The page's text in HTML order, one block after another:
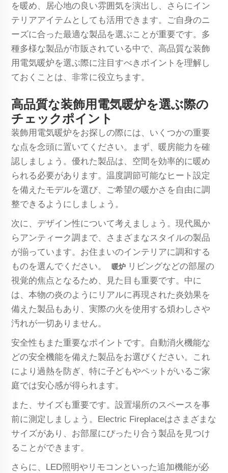
を暖め、居心地の良い雰囲気を演出し、さらにイン
テリアアイテムとしても活用できます。ご自身のニ
ーズに合った最適な製品を選ぶことが重要です。多
種多様な製品が市販されている中で、高品質な装飾
用電気暖炉を選ぶ際に注目すべきポイントを理解し
ておくことは、非常に役立ちます。
高品質な装飾用電気暖炉を選ぶ際の
チェックポイント
装飾用電気暖炉をお探しの際には、いくつかの重要
な点を念頭に置いてください。まず、暖房能力を確
認しましょう。優れた製品は、空間を効率的に暖め
られる必要があります。温度調節可能なヒート設定
を備えたモデルを選び、ご希望の暖かさを自由に調
整できるようにしましょう。
次に、デザイン性について考えましょう。現代風か
らアンティーク調まで、さまざまなスタイルの製品
が揃っています。お住まいのインテリアに調和する
ものを選んでください。
暖炉 リビングなどの部屋の
視覚的焦点となるため、見た目も重要です。中に
は、本物の炎のようにリアルに再現された炎効果を
備えた製品もあり、実際の火を使用する煩わしさや
汚れが一切ありません。
安全性もまた重要なポイントです。自動消火機能な
どの安全機能を備えた製品をお選びください。これ
により過熱を防ぎ、特に子どもやペットがいるご家
庭では安心感が得られます。
また、サイズも重要です。設置場所のスペースを事
前に測定しましょう。Electric Fireplaceはさまざまな
サイズがあり、お部屋にぴったり合う製品を見つけ
ることができます。
さらに、LED照明やリモコンといった追加機能が必